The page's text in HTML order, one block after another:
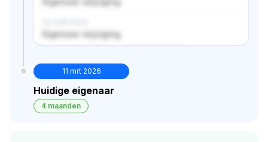
Eigenaar wijziging
11 mrt 2026
Huidige eigenaar
4 maanden